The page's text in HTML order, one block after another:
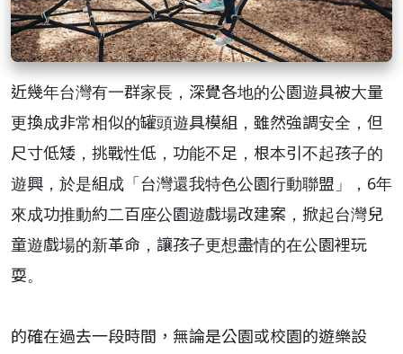
近幾年台灣有一群家長，深覺各地的公園遊具被大量
更換成非常相似的罐頭遊具模組，雖然強調安全，但
尺寸低矮，挑戰性低，功能不足，根本引不起孩子的
遊興，於是組成「台灣還我特色公園行動聯盟」，6年
來成功推動約二百座公園遊戲場改建案，掀起台灣兒
童遊戲場的新革命，讓孩子更想盡情的在公園裡玩
耍。
的確在過去一段時間，無論是公園或校園的遊樂設